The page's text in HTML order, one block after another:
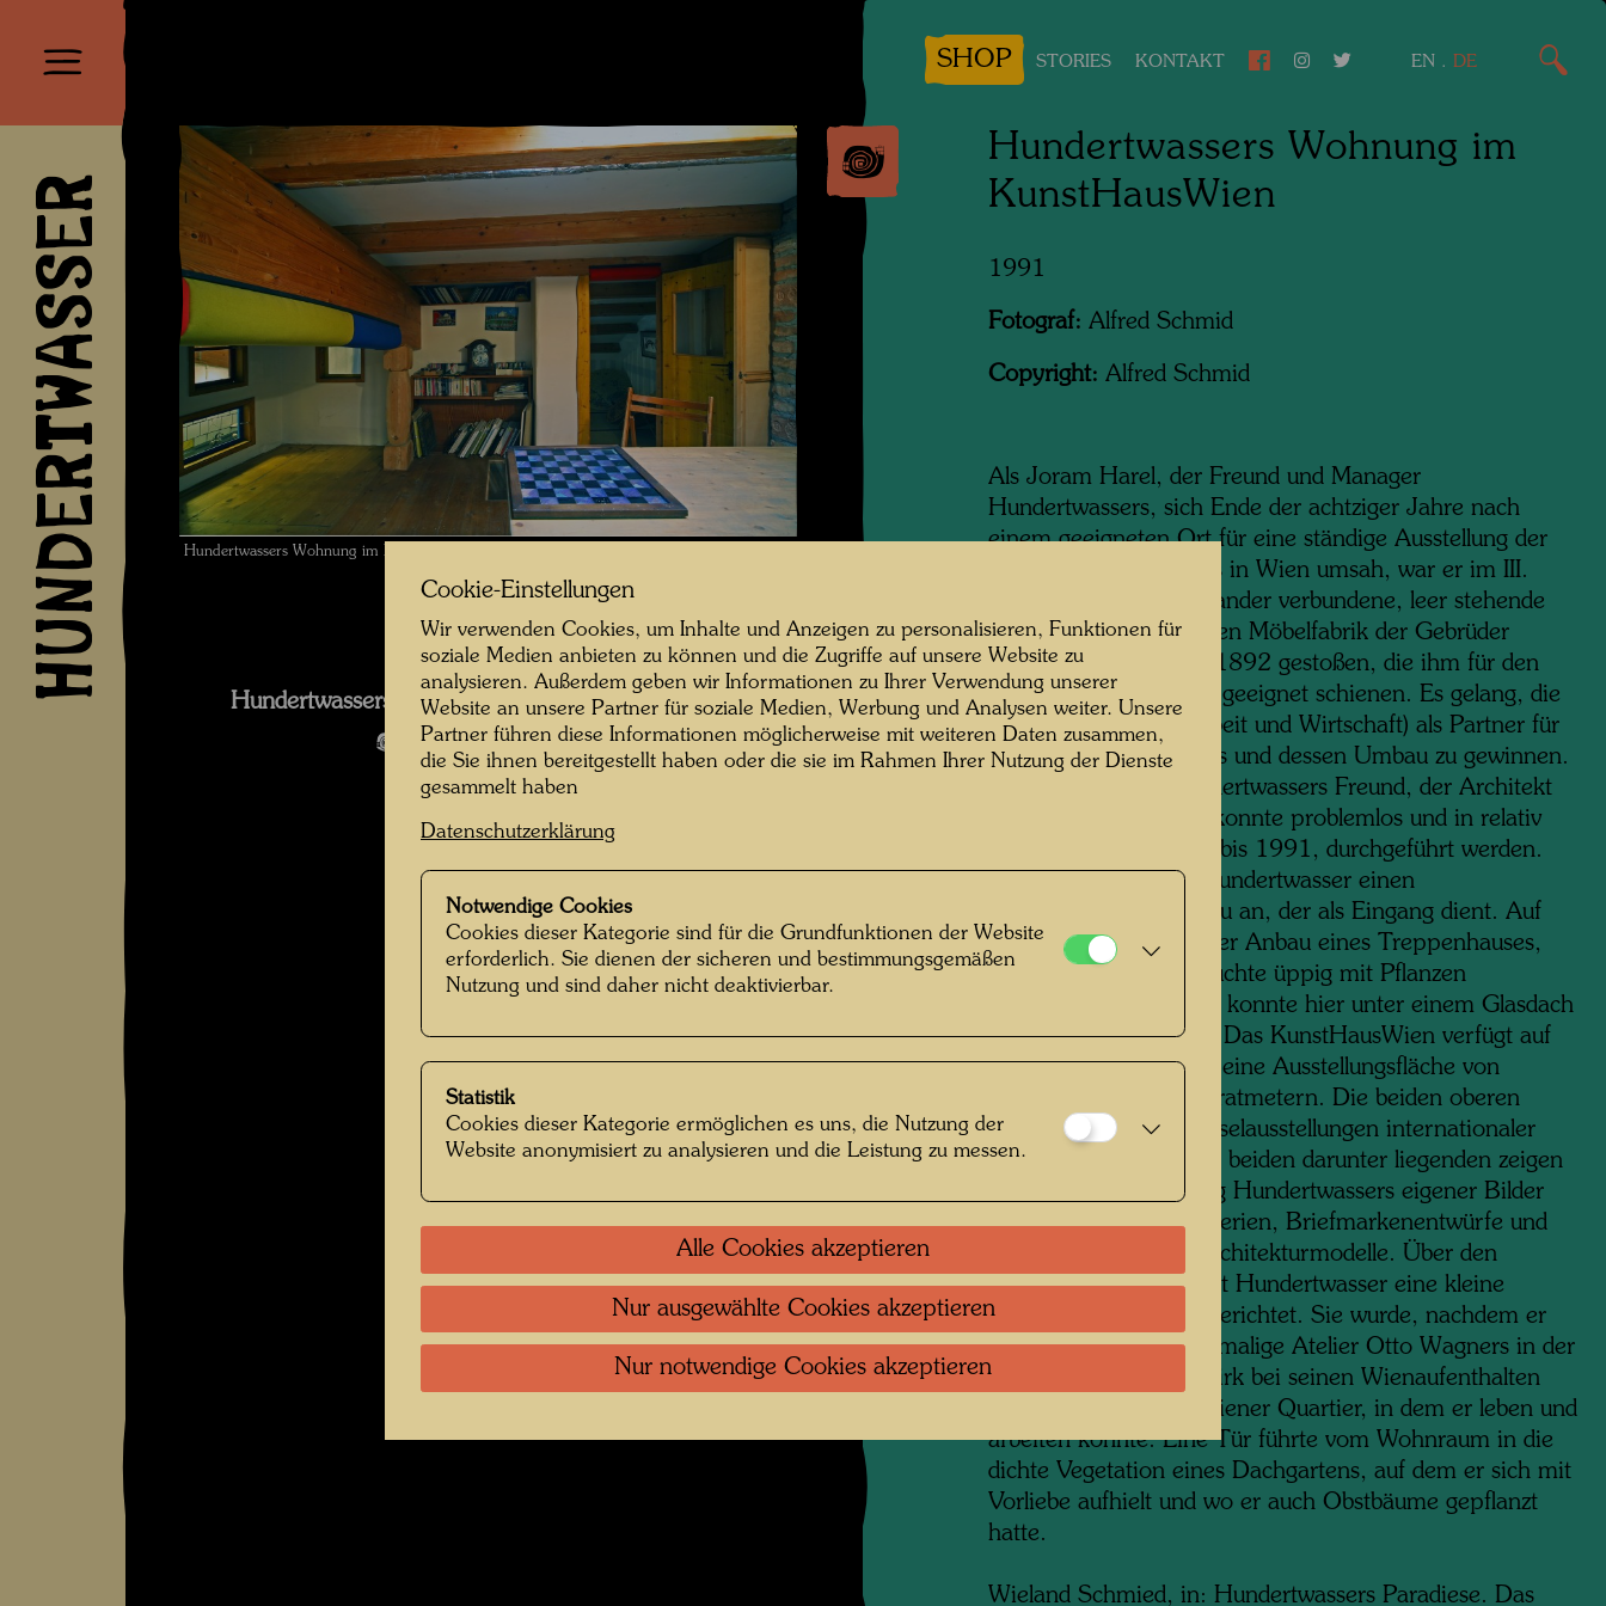
HUNDERTWASSER
SHOP STORIES KONTAKT EN . DE
Hundertwassers Wohnung im KunstHausWien , Fotograf: Alfred Schmid © Alfred Schmid
Hundertwassers Dachwohnung im KunstHausWien
Bildergalerie öffnen
Hundertwassers Wohnung im
KunstHausWien
1991
Fotograf: Alfred Schmid
Copyright: Alfred Schmid
Als Joram Harel, der Freund und Manager
Hundertwassers, sich Ende der achtziger Jahre nach
einem geeigneten Ort für eine ständige Ausstellung der
Werke Hundertwassers in Wien umsah, war er im III.
Bezirk auf zwei miteinander verbundene, leer stehende
Gebäude der ehemaligen Möbelfabrik der Gebrüder
Thonet aus dem Jahr 1892 gestoßen, die ihm für den
geplanten Zweck ideal geeignet schienen. Es gelang, die
BAWAG (Bank für Arbeit und Wirtschaft) als Partner für
den Kauf des Gebäudes und dessen Umbau zu gewinnen.
Der Umbau, den Hundertwassers Freund, der Architekt
Peter Pelikan, leitete, konnte problemlos und in relativ
kurzer Zeit, von 1989 bis 1991, durchgeführt werden.
Zur Straße hin fügte Hundertwasser einen
säulengestützten Vorbau an, der als Eingang dient. Auf
der Hofseite erfolgte der Anbau eines Treppenhauses,
und auch eine viel besuchte üppig mit Pflanzen
ausgestattete Cafeteria konnte hier unter einem Glasdach
untergebracht werden. Das KunstHausWien verfügt auf
vier Stockwerken über eine Ausstellungsfläche von
insgesamt 4000 Quadratmetern. Die beiden oberen
Stockwerke sind Wechselausstellungen internationaler
Künstler gewidmet, die beiden darunter liegenden zeigen
ständig eine Sammlung Hundertwassers eigener Bilder
sowie Grafiken, Tapisserien, Briefmarkenentwürfe und
verschiedene seiner Architekturmodelle. Über den
Ausstellungsräumen hat Hundertwasser eine kleine
Einliegerwohnung eingerichtet. Sie wurde, nachdem er
für viele Jahre das ehemalige Atelier Otto Wagners in der
Spiegelgasse im I. Bezirk bei seinen Wienaufenthalten
bewohnt hatte, sein Wiener Quartier, in dem er leben und
arbeiten konnte. Eine Tür führte vom Wohnraum in die
dichte Vegetation eines Dachgartens, auf dem er sich mit
Vorliebe aufhielt und wo er auch Obstbäume gepflanzt
hatte.
Wieland Schmied, in: Hundertwassers Paradiese. Das
Cookie-Einstellungen
Wir verwenden Cookies, um Inhalte und Anzeigen zu personalisieren, Funktionen für
soziale Medien anbieten zu können und die Zugriffe auf unsere Website zu
analysieren. Außerdem geben wir Informationen zu Ihrer Verwendung unserer
Website an unsere Partner für soziale Medien, Werbung und Analysen weiter. Unsere
Partner führen diese Informationen möglicherweise mit weiteren Daten zusammen,
die Sie ihnen bereitgestellt haben oder die sie im Rahmen Ihrer Nutzung der Dienste
gesammelt haben
Datenschutzerklärung
Notwendige Cookies
Cookies dieser Kategorie sind für die Grundfunktionen der Website
erforderlich. Sie dienen der sicheren und bestimmungsgemäßen
Nutzung und sind daher nicht deaktivierbar.
Statistik
Cookies dieser Kategorie ermöglichen es uns, die Nutzung der
Website anonymisiert zu analysieren und die Leistung zu messen.
Alle Cookies akzeptieren
Nur ausgewählte Cookies akzeptieren
Nur notwendige Cookies akzeptieren